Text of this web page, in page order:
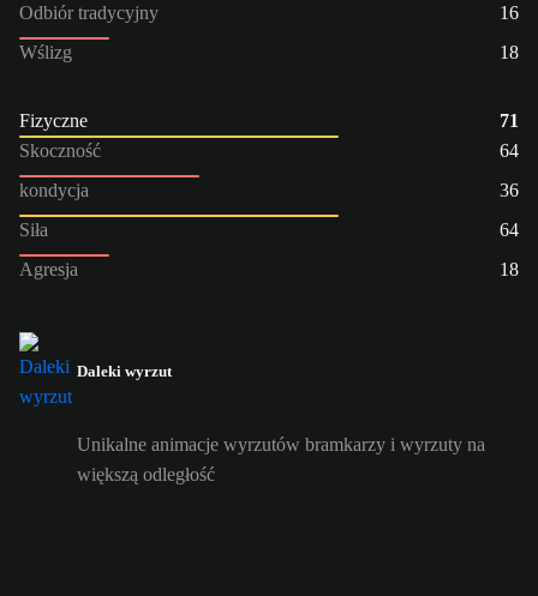
Odbiór tradycyjny
16
Wślizg
18
Fizyczne
71
Skoczność
64
kondycja
36
Siła
64
Agresja
18
Daleki wyrzut
Unikalne animacje wyrzutów bramkarzy i wyrzuty na
większą odległość